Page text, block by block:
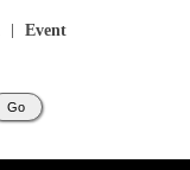
Event
Go